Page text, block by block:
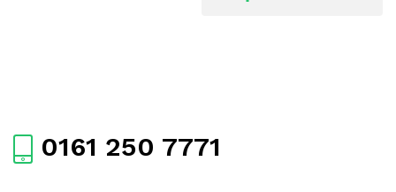
0161 250 7771